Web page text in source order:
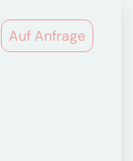
Auf Anfrage